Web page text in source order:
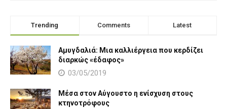
Trending Comments Latest
Αμυγδαλιά: Μια καλλιέργεια που κερδίζει
διαρκώς «έδαφος»
03/05/2019
Μέσα στον Αύγουστο η ενίσχυση στους
κτηνοτρόφους